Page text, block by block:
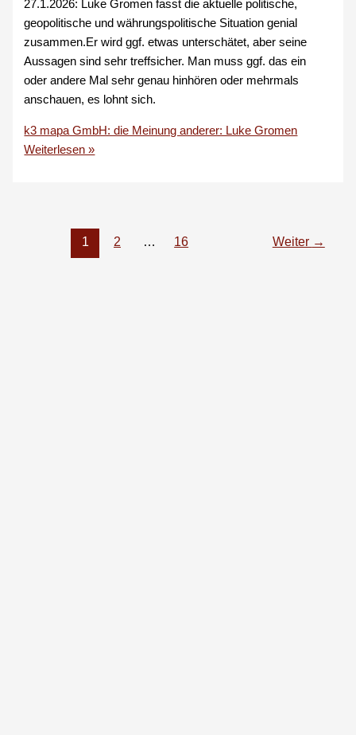
27.1.2026: Luke Gromen fasst die aktuelle politische,
geopolitische und währungspolitische Situation genial
zusammen.Er wird ggf. etwas unterschätet, aber seine
Aussagen sind sehr treffsicher. Man muss ggf. das ein
oder andere Mal sehr genau hinhören oder mehrmals
anschauen, es lohnt sich.
k3 mapa GmbH: die Meinung anderer: Luke Gromen
Weiterlesen »
1 2 … 16 Weiter →